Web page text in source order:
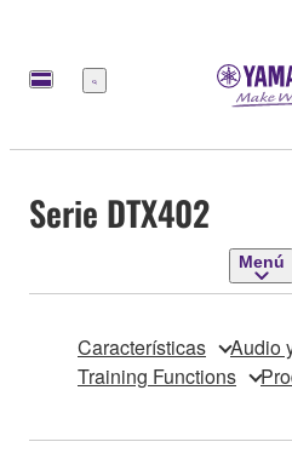
Menú
Serie DTX402
Menú
Características Audio
Training Functions